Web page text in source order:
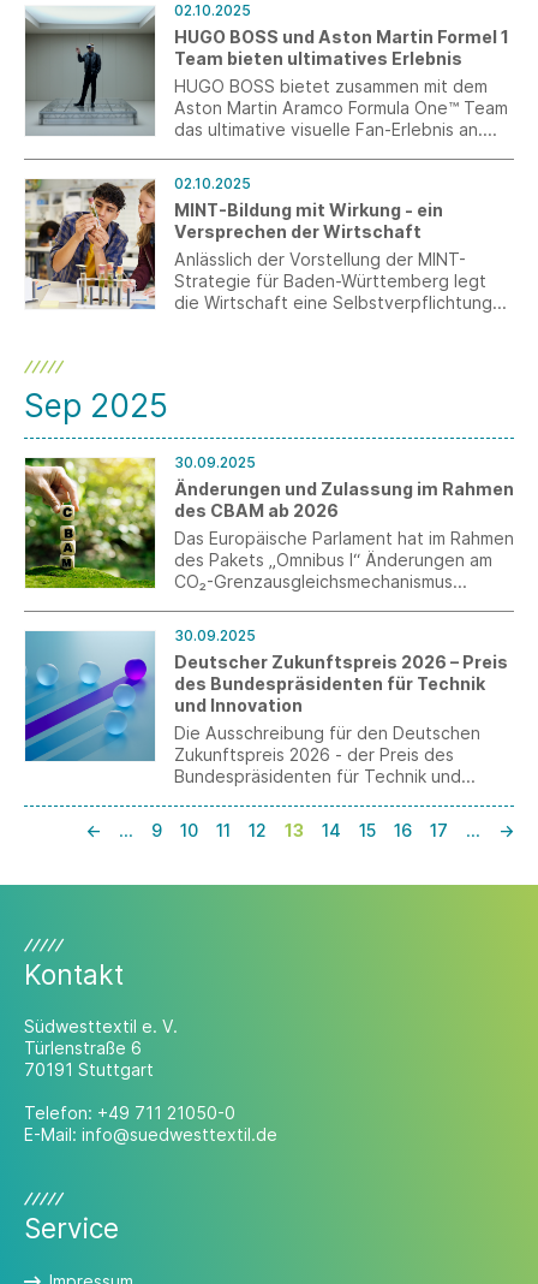
spürbarer und schneller Bürokratieabbau.
Die Agenda muss nun zügig umgesetzt
werden.
02.10.2025
HUGO BOSS und Aston Martin Formel 1
Team bieten ultimatives Erlebnis
HUGO BOSS bietet zusammen mit dem
Aston Martin Aramco Formula One™ Team
das ultimative visuelle Fan-Erlebnis an.
Geschehen versetzen lassen.
02.10.2025
MINT-Bildung mit Wirkung - ein
Versprechen der Wirtschaft
Anlässlich der Vorstellung der MINT-
Strategie für Baden-Württemberg legt
die Wirtschaft eine Selbstverpflichtung
Sep 2025
30.09.2025
Änderungen und Zulassung im Rahmen
des CBAM ab 2026
Das Europäische Parlament hat im Rahmen
des Pakets „Omnibus I“ Änderungen am
CO₂-Grenzausgleichsmechanismus
die verpflichtende Zulassung als CBAM-
Anmelder ab dem 01.01.2026.
30.09.2025
Deutscher Zukunftspreis 2026 – Preis
des Bundespräsidenten für Technik
und Innovation
Die Ausschreibung für den Deutschen
Zukunftspreis 2026 - der Preis des
Bundespräsidenten für Technik und
können bis zum 1. Dezember 2025
eingesendet werden.
← … 9 10 11 12 13 14 15 16 17 … →
Kontakt
Südwesttextil e. V.
Türlenstraße 6
70191 Stuttgart
Telefon: +49 711 21050-0
E-Mail: info@suedwesttextil.de
Service